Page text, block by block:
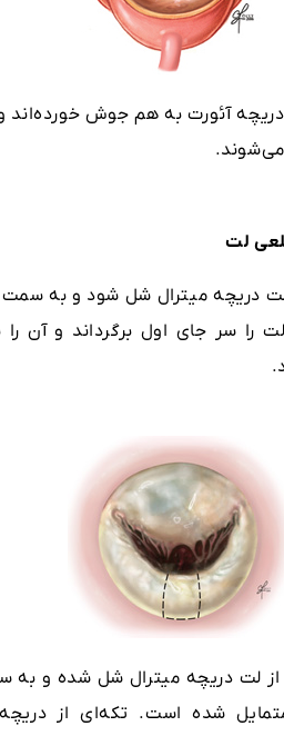
آئورت به هم جوش خورده‌اند
می‌شوند.
لت
دریچه میترال شل شود و به
لت را سر جای اول برگرداند و آن
لت دریچه میترال شل شده و به
شده است. تکه‌ای از